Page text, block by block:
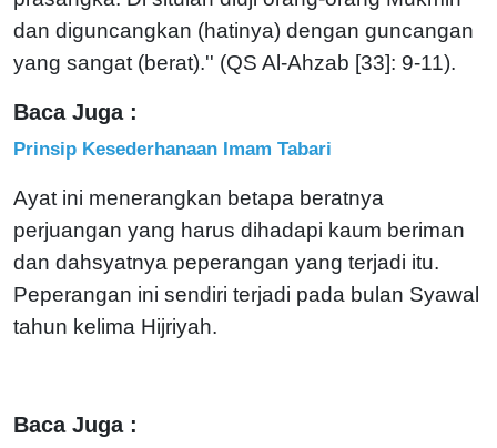
dan diguncangkan (hatinya) dengan guncangan
yang sangat (berat).'' (QS Al-Ahzab [33]: 9-11).
Baca Juga :
Prinsip Kesederhanaan Imam Tabari
Ayat ini menerangkan betapa beratnya
perjuangan yang harus dihadapi kaum beriman
dan dahsyatnya peperangan yang terjadi itu.
Peperangan ini sendiri terjadi pada bulan Syawal
tahun kelima Hijriyah.
Baca Juga :